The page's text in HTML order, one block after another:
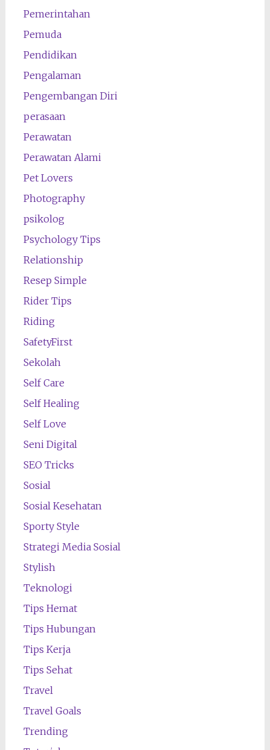
Pemerintahan
Pemuda
Pendidikan
Pengalaman
Pengembangan Diri
perasaan
Perawatan
Perawatan Alami
Pet Lovers
Photography
psikolog
Psychology Tips
Relationship
Resep Simple
Rider Tips
Riding
SafetyFirst
Sekolah
Self Care
Self Healing
Self Love
Seni Digital
SEO Tricks
Sosial
Sosial Kesehatan
Sporty Style
Strategi Media Sosial
Stylish
Teknologi
Tips Hemat
Tips Hubungan
Tips Kerja
Tips Sehat
Travel
Travel Goals
Trending